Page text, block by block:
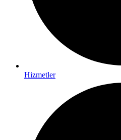
Hizmetler